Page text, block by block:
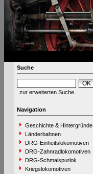
Suche
zur erweiterten Suche
Navigation
Geschichte & Hintergründe
Länderbahnen
DRG-Einheitslokomotiven
DRG-Zahnradlokomotiven
DRG-Schmalspurlok.
Kriegslokomotiven